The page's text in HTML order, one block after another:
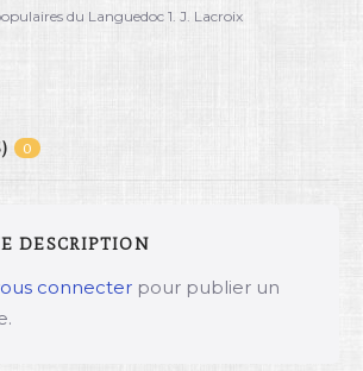
du Languedoc 1. J. Lacroix
0
DESCRIPTION
connecter pour publier un